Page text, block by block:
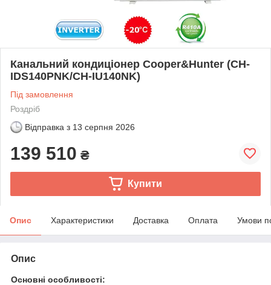
Канальний кондиціонер Cooper&Hunter (CH-
IDS140PNK/CH-IU140NK)
Під замовлення
Роздріб
Відправка з 13 серпня 2026
139 510 ₴
Купити
Опис Характеристики Доставка Оплата Умови
Опис
Основні особливості: